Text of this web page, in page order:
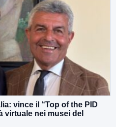
vince il “Top of the PID
virtuale nei musei del